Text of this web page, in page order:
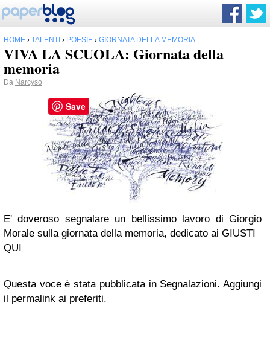
HOME › TALENTI › POESIE › GIORNATA DELLA MEMORIA
VIVA LA SCUOLA: Giornata della
memoria
Da Narcyso
E' doveroso segnalare un bellissimo lavoro di Giorgio
Morale sulla giornata della memoria, dedicato ai GIUSTI
QUI
Questa voce è stata pubblicata in Segnalazioni. Aggiungi
il permalink ai preferiti.
Save